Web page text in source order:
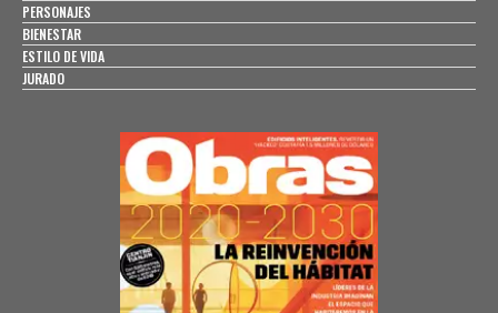
PERSONAJES
BIENESTAR
ESTILO DE VIDA
JURADO